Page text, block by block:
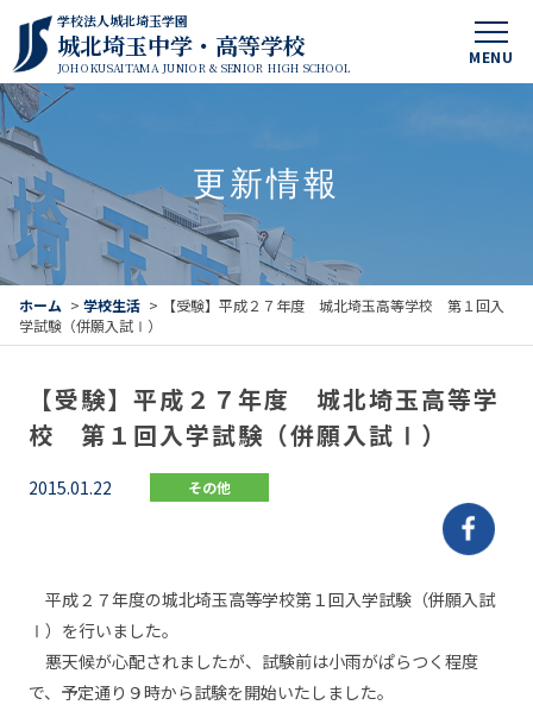
MENU
学校法人城北埼玉学園
城北埼玉中学・高等学校
JOHOKUSAITAMA JUNIOR & SENIOR HIGH SCHOOL
更新情報
ホーム > 学校生活 >
【受験】平成２７年度 城北埼玉高等学校 第１回入
学試験（併願入試Ⅰ）
【受験】平成２７年度 城北埼玉高等学
校 第１回入学試験（併願入試Ⅰ）
2015.01.22 その他
平成２７年度の城北埼玉高等学校第１回入学試験（併願入試
Ⅰ）を行いました。
悪天候が心配されましたが、試験前は小雨がぱらつく程度
で、予定通り９時から試験を開始いたしました。